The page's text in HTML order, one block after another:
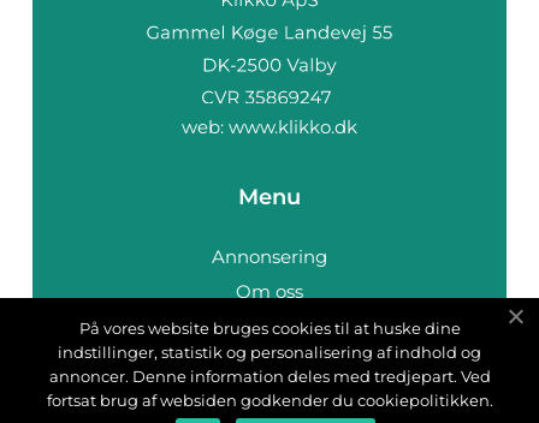
web: www.klikko.dk
Menu
Annonsering
Om oss
Cookies
Kontakta oss
Sitemap
På vores website bruges cookies til at huske dine
indstillinger, statistik og personalisering af indhold og
annoncer. Denne information deles med tredjepart. Ved
fortsat brug af websiden godkender du cookiepolitikken.